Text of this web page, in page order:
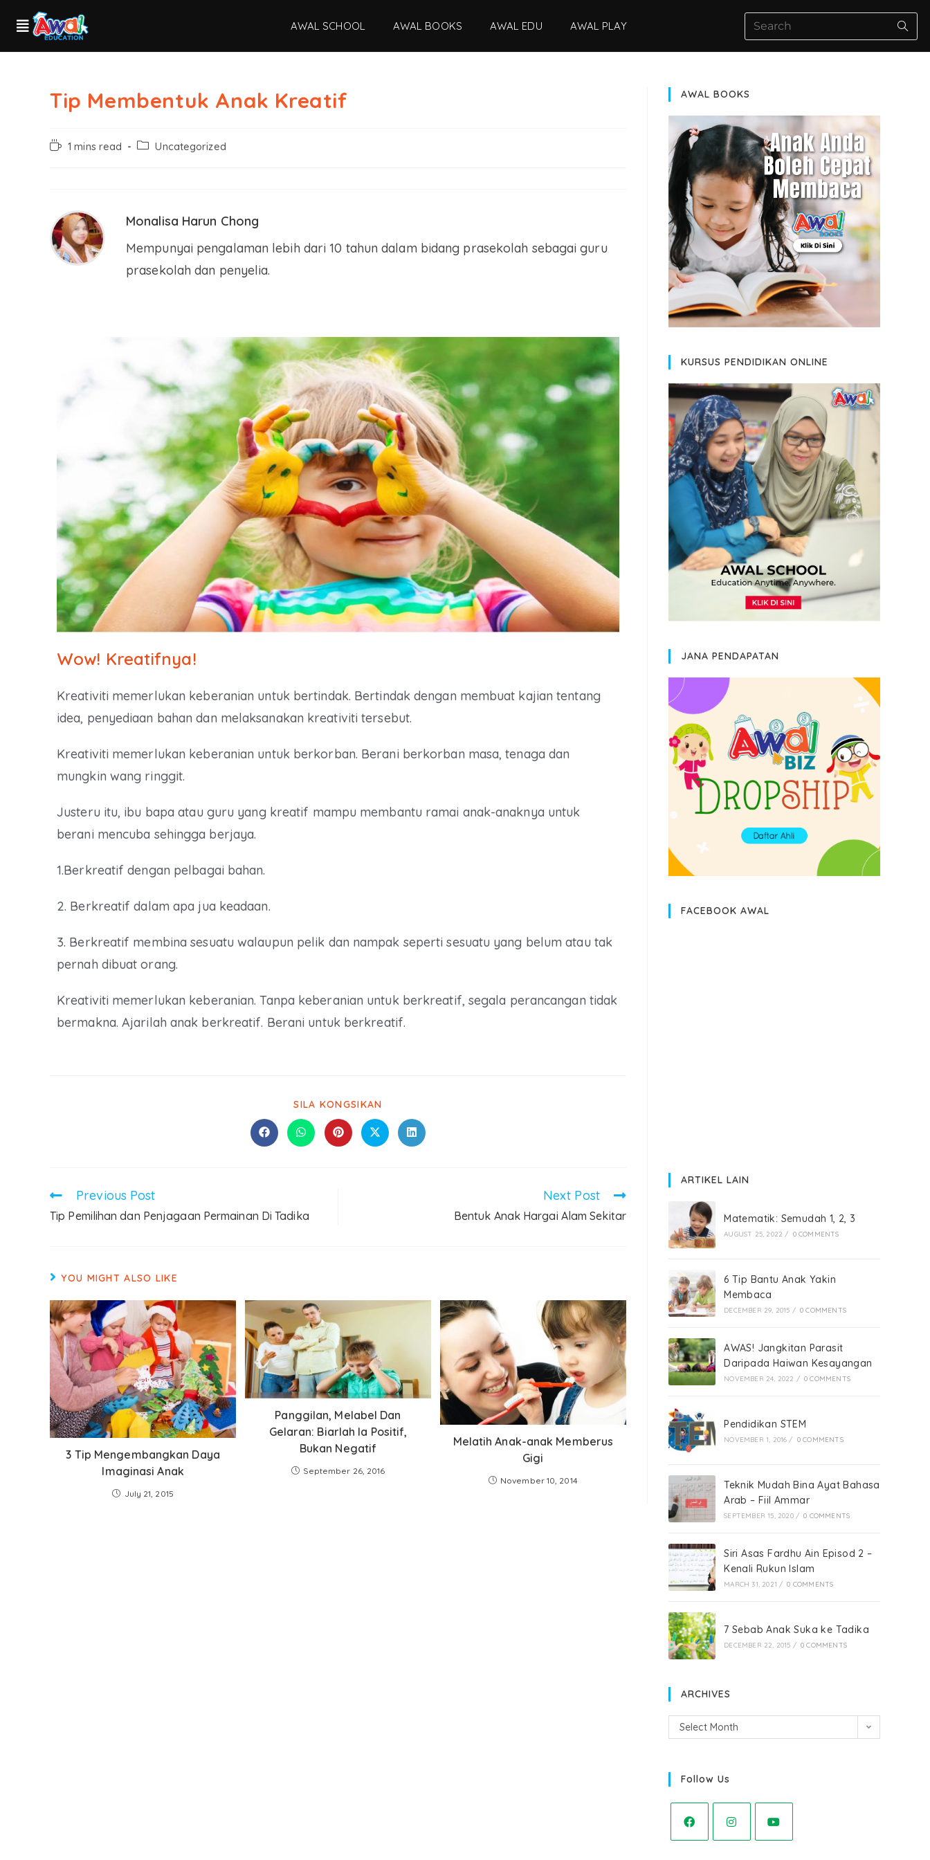
AWAL SCHOOL AWAL BOOKS AWAL EDU AWAL PLAY
Tip Membentuk Anak Kreatif
1 mins read Uncategorized
Monalisa Harun Chong
Mempunyai pengalaman lebih dari 10 tahun dalam bidang prasekolah sebagai guru
prasekolah dan penyelia.
Wow! Kreatifnya!
Kreativiti memerlukan keberanian untuk bertindak. Bertindak dengan membuat kajian tentang
idea, penyediaan bahan dan melaksanakan kreativiti tersebut.
Kreativiti memerlukan keberanian untuk berkorban. Berani berkorban masa, tenaga dan
mungkin wang ringgit.
Justeru itu, ibu bapa atau guru yang kreatif mampu membantu ramai anak-anaknya untuk
berani mencuba sehingga berjaya.
1.Berkreatif dengan pelbagai bahan.
2. Berkreatif dalam apa jua keadaan.
3. Berkreatif membina sesuatu walaupun pelik dan nampak seperti sesuatu yang belum atau tak
pernah dibuat orang.
Kreativiti memerlukan keberanian. Tanpa keberanian untuk berkreatif, segala perancangan tidak
bermakna. Ajarilah anak berkreatif. Berani untuk berkreatif.
SILA KONGSIKAN
Previous Post
Tip Pemilihan dan Penjagaan Permainan Di Tadika
Next Post
Bentuk Anak Hargai Alam Sekitar
YOU MIGHT ALSO LIKE
3 Tip Mengembangkan Daya
Imaginasi Anak
July 21, 2015
Panggilan, Melabel Dan
Gelaran: Biarlah Ia Positif,
Bukan Negatif
September 26, 2016
Melatih Anak-anak Memberus
Gigi
November 10, 2014
AWAL BOOKS
KURSUS PENDIDIKAN ONLINE
JANA PENDAPATAN
FACEBOOK AWAL
ARTIKEL LAIN
Matematik: Semudah 1, 2, 3
AUGUST 25, 2022 / 0 COMMENTS
6 Tip Bantu Anak Yakin
Membaca
DECEMBER 29, 2015 / 0 COMMENTS
AWAS! Jangkitan Parasit
Daripada Haiwan Kesayangan
NOVEMBER 24, 2022 / 0 COMMENTS
Pendidikan STEM
NOVEMBER 1, 2016 / 0 COMMENTS
Teknik Mudah Bina Ayat Bahasa
Arab – Fiil Ammar
SEPTEMBER 15, 2020 / 0 COMMENTS
Siri Asas Fardhu Ain Episod 2 –
Kenali Rukun Islam
MARCH 31, 2021 / 0 COMMENTS
7 Sebab Anak Suka ke Tadika
DECEMBER 22, 2015 / 0 COMMENTS
ARCHIVES
Select Month
Follow Us